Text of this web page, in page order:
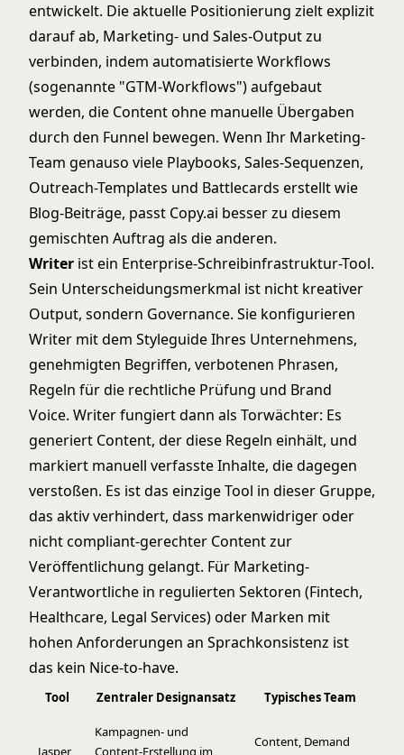
entwickelt. Die aktuelle Positionierung zielt explizit
darauf ab, Marketing- und Sales-Output zu
verbinden, indem automatisierte Workflows
(sogenannte "GTM-Workflows") aufgebaut
werden, die Content ohne manuelle Übergaben
durch den Funnel bewegen. Wenn Ihr Marketing-
Team genauso viele Playbooks, Sales-Sequenzen,
Outreach-Templates und Battlecards erstellt wie
Blog-Beiträge, passt Copy.ai besser zu diesem
gemischten Auftrag als die anderen.
Writer ist ein Enterprise-Schreibinfrastruktur-Tool.
Sein Unterscheidungsmerkmal ist nicht kreativer
Output, sondern Governance. Sie konfigurieren
Writer mit dem Styleguide Ihres Unternehmens,
genehmigten Begriffen, verbotenen Phrasen,
Regeln für die rechtliche Prüfung und Brand
Voice. Writer fungiert dann als Torwächter: Es
generiert Content, der diese Regeln einhält, und
markiert manuell verfasste Inhalte, die dagegen
verstoßen. Es ist das einzige Tool in dieser Gruppe,
das aktiv verhindert, dass markenwidriger oder
nicht compliant-gerechter Content zur
Veröffentlichung gelangt. Für Marketing-
Verantwortliche in regulierten Sektoren (Fintech,
Healthcare, Legal Services) oder Marken mit
hohen Anforderungen an Sprachkonsistenz ist
das kein Nice-to-have.
Tool Zentraler Designansatz Typisches Team
Jasper
Kampagnen- und
Content-Erstellung im
Content, Demand